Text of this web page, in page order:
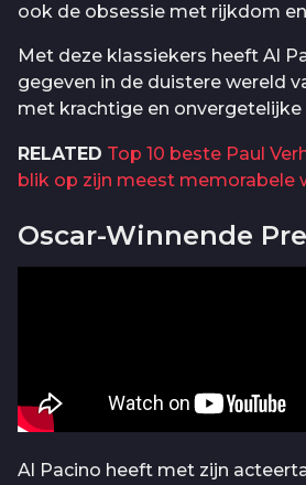
ook de obsessie met rijkdom
Met deze klassiekers heeft Al
gegeven in de duistere wereld
met krachtige en onvergetelijke
RELATED Top 10 beste Paul
blik op zijn meest memorabele
Oscar-Winnende
Al Pacino heeft met zijn